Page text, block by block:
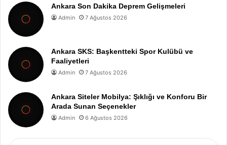
Ankara Son Dakika Deprem Gelişmeleri
Admin 7 Ağustos 2026
Ankara SKS: Başkentteki Spor Kulübü ve
Faaliyetleri
Admin 7 Ağustos 2026
Ankara Siteler Mobilya: Şıklığı ve Konforu Bir
Arada Sunan Seçenekler
Admin 6 Ağustos 2026